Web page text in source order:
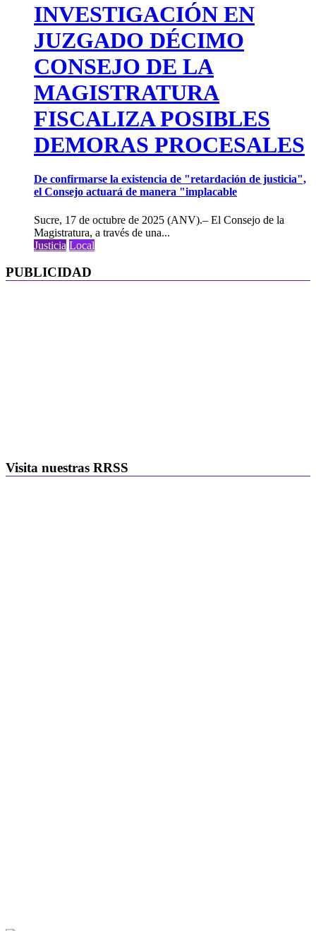
INVESTIGACIÓN EN
JUZGADO DÉCIMO
CONSEJO DE LA
MAGISTRATURA
FISCALIZA POSIBLES
DEMORAS PROCESALES
De confirmarse la existencia de "retardación de justicia",
el Consejo actuará de manera "implacable
Sucre, 17 de octubre de 2025 (ANV).– El Consejo de la
Magistratura, a través de una...
Justicia Local
PUBLICIDAD
Visita nuestras RRSS